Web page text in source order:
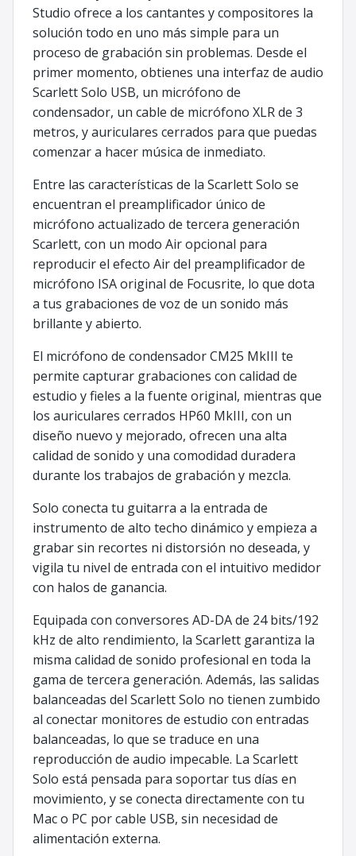
Studio ofrece a los cantantes y compositores la
solución todo en uno más simple para un
proceso de grabación sin problemas. Desde el
primer momento, obtienes una interfaz de audio
Scarlett Solo USB, un micrófono de
condensador, un cable de micrófono XLR de 3
metros, y auriculares cerrados para que puedas
comenzar a hacer música de inmediato.
Entre las características de la Scarlett Solo se
encuentran el preamplificador único de
micrófono actualizado de tercera generación
Scarlett, con un modo Air opcional para
reproducir el efecto Air del preamplificador de
micrófono ISA original de Focusrite, lo que dota
a tus grabaciones de voz de un sonido más
brillante y abierto.
El micrófono de condensador CM25 MkIII te
permite capturar grabaciones con calidad de
estudio y fieles a la fuente original, mientras que
los auriculares cerrados HP60 MkIII, con un
diseño nuevo y mejorado, ofrecen una alta
calidad de sonido y una comodidad duradera
durante los trabajos de grabación y mezcla.
Solo conecta tu guitarra a la entrada de
instrumento de alto techo dinámico y empieza a
grabar sin recortes ni distorsión no deseada, y
vigila tu nivel de entrada con el intuitivo medidor
con halos de ganancia.
Equipada con conversores AD-DA de 24 bits/192
kHz de alto rendimiento, la Scarlett garantiza la
misma calidad de sonido profesional en toda la
gama de tercera generación. Además, las salidas
balanceadas del Scarlett Solo no tienen zumbido
al conectar monitores de estudio con entradas
balanceadas, lo que se traduce en una
reproducción de audio impecable. La Scarlett
Solo está pensada para soportar tus días en
movimiento, y se conecta directamente con tu
Mac o PC por cable USB, sin necesidad de
alimentación externa.